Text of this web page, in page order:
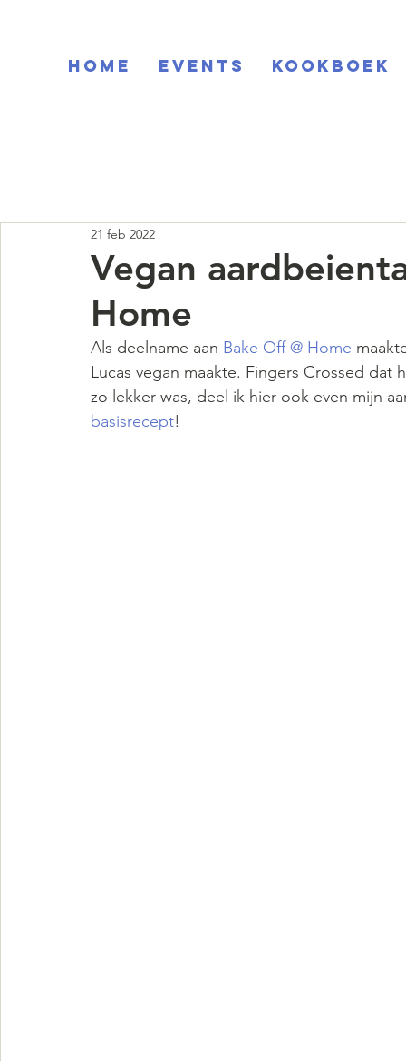
Home EVENTS KOOKBOEK
Vegan
Home
21 feb 2022
Als deelname aan Bake Off @ Home
Lucas vegan maakte. Fingers Crossed
zo lekker was, deel ik hier ook even mijn
basisrecept!